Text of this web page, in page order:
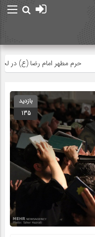
حرم مطهر امام رضا (ع) در لحظه
بازدید
135